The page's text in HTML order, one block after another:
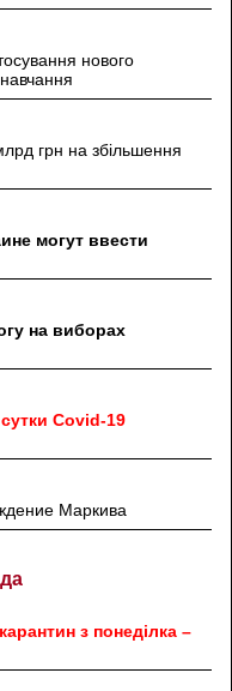
нового
грн на збільшення
могут ввести
на виборах
Covid-19
Маркива
з понеділка –